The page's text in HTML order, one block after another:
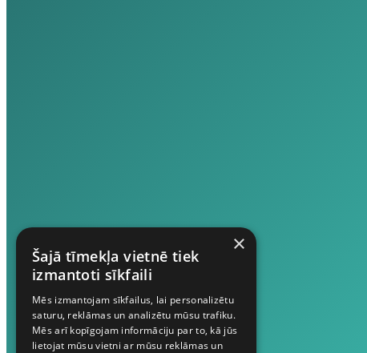
×
Šajā tīmekļa vietnē tiek
izmantoti sīkfaili
Mēs izmantojam sīkfailus, lai personalizētu
saturu, reklāmas un analizētu mūsu trafiku.
Mēs arī kopīgojam informāciju par to, kā jūs
lietojat mūsu vietni ar mūsu reklāmas un